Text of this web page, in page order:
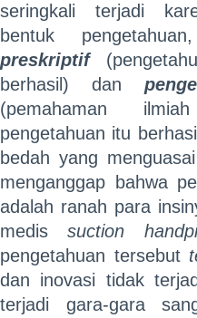
seringkali terjadi
bentuk
preskriptif
berhasil) dan
(pemahaman
pengetahuan itu
bedah yang
menganggap bahwa
adalah ranah para
medissuction
pengetahuan tersebut
dan inovasi tidak
terjadi gara-gara